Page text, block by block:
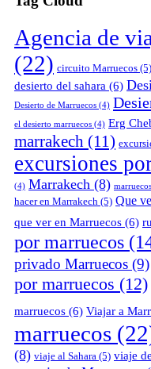
Agencia de
(22) circuito Marruecos (5)
desierto del sahara (6)
Desierto de Marruecos (4)
el desierto marruecos (4) Erg
marrakech (11)
excursiones
(4) Marrakech (8) marruecos
hacer en Marrakech (5) Que
que ver en Marruecos (6)
por marruecos
privado Marruecos (9)
por marruecos (12)
marruecos (6) Viajar a
marruecos
(8) viaje al Sahara (5) viaje